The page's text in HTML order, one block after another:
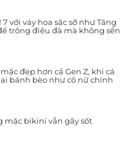
với váy hoa sặc sỡ như Tăng
trông điệu đà mà không sến
đẹp hơn cả Gen Z, khi cá
bánh bèo như cô nữ chính
mặc bikini vẫn gây sốt